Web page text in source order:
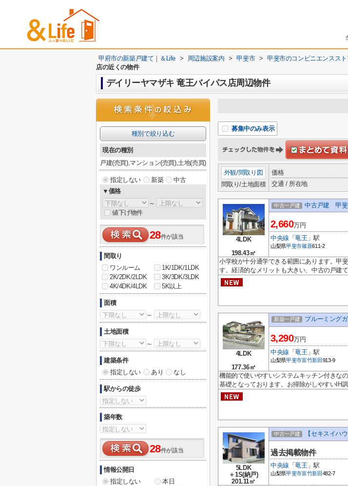
甲府市の新築戸建て｜＆Life > 周辺施設案内 > 甲斐市 > 甲斐市のコンビニエンススト
店の近くの物件
デイリーヤマザキ 竜王バイパス店周辺物件
募集中のみ表示
外観/間取り図
間取り/土地面積
価格
交通 / 所在地
4LDK
198.43㎡
中古一戸建 中古戸建 甲斐
2,660万円
中央線 「竜王 」駅
山梨県甲斐市篠原611-2
小学校が十分通学できる範囲にあります。甲
す。経済的なメリットも大きい、中古の戸建
4LDK
177.36㎡
新築一戸建 ブルーミング
3,290万円
中央線 「竜王 」駅
山梨県甲斐市富竹新田913-9
機能的で使いやすいシステムキッチン付きな
基礎となっております。お掃除がしやすいIH
5LDK
＋1S(納戸)
201.11㎡
中古一戸建 【セキスイハ
過去掲載物件
中央線 「竜王 」駅
山梨県甲斐市富竹新田482-7
種別で絞り込む
現在の種別
戸建(売買),マンション(売買),土地(売買)
指定しない 新築
中古
▼価格
～
値下げ物件
28件が該当
間取り
ワンルーム
1K/1DK/1LDK
2K/2DK/2LDK
3K/3DK/3LDK
4K/4DK/4LDK
5K以上
面積
～
土地面積
～
建築条件
指定しない
あり なし
駅からの徒歩
築年数
28件が該当
情報公開日
指定しない
本日